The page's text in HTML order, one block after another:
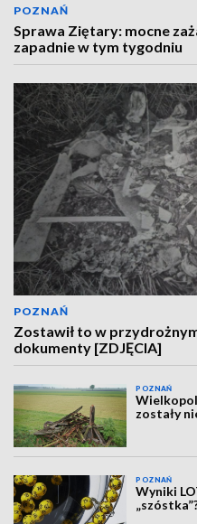
POZNAŃ
Sprawa Ziętary: mocne
zapadnie w tym tygodniu
POZNAŃ
Zostawił to w
dokumenty [ZDJĘCIA]
POZNAŃ
zostały
POZNAŃ
Wyniki